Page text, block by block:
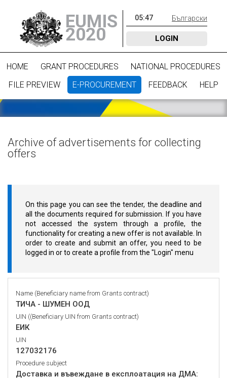
EUMIS
2020
05:47 Български
LOGIN
HOME GRANT PROCEDURES
NATIONAL PROCEDURES
FILE PREVIEW
E-PROCUREMENT FEEDBACK HELP
Archive of advertisements for collecting
offers
On this page you can see the tender, the deadline and
all the documents required for submission. If you have
not accessed the system through a profile, the
functionality for creating a new offer is not available. In
order to create and submit an offer, you need to be
logged in or to create a profile from the "Login" menu
Name (Beneficiary name from Grants contract)
ТИЧА - ШУМЕН ООД
UIN ((Beneficiary UIN from Grants contract)
ЕИК
UIN
127032176
Procedure subject
Доставка и въвеждане в експлоатация на ДМА: